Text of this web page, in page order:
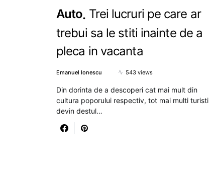
Auto Trei lucruri pe care ar
trebui sa le stiti inainte de a
pleca in vacanta
Emanuel Ionescu 543 views
Din dorinta de a descoperi cat mai mult din
cultura poporului respectiv, tot mai multi turisti
devin destul…